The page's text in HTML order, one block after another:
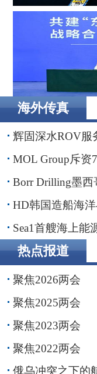
Borr Drilling墨西哥合
辽港集团携手国铁
海外传真
辉固深水ROV服
MOL Group斥资
子公司
Borr Drilling墨西
购，交易额2.87亿
HD韩国造船海
船平台
Sea1首艘海上能
热点报道
聚焦2026两会
聚焦2025两会
聚焦2023两会
聚焦2022两会
俄乌冲突之下的